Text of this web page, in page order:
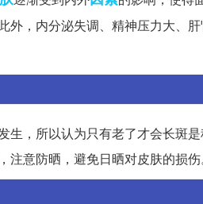
，内分泌失调、精神压力大、
生，所以认为只有老了才会长斑
意防晒，避免日晒对皮肤的损伤